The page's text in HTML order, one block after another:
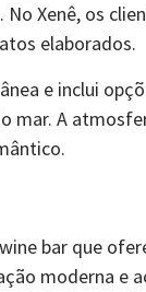
Xenê, os
elaborados.
e inclui
mar. A
bar que
moderna e